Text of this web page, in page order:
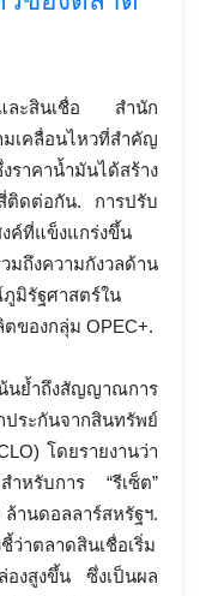
และสินเชื่อ สำนัก
เคลื่อนไหวที่สำคัญ
าคาน้ำมันได้สร้าง
ติดต่อกัน. การปรับ
ค์ที่แข็งแกร่งขึ้น
มถึงความกังวลด้าน
มิรัฐศาสตร์ใน
ของกลุ่ม OPEC+.
นย้ำถึงสัญญาณการ
ระกันจากสินทรัพย์
โดยรายงานว่า
หรับการ “รีเซ็ต”
ล้านดอลลาร์สหรัฐฯ.
าตลาดสินเชื่อเริ่ม
องสูงขึ้น ซึ่งเป็นผล